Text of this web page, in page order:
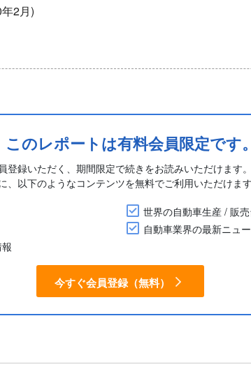
2月)
このレポートは有料会員限定です。
登録いただく、期間限定で続きをお読みいただけます。
、以下のようなコンテンツを無料でご利用いただけます
世界の自動車生産 / 販
自動車業界の最新ニュ
今すぐ会員登録（無料）